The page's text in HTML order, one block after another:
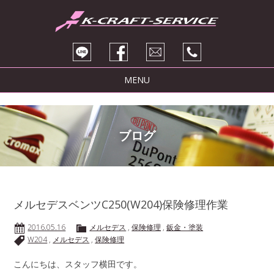
MENU
トピックス
サービス紹介
ブログ
会社紹介
お問い合わせ
ブログ
メルセデスベンツC250(W204)保険修理作業
2016.05.16 メルセデス ,保険修理 ,鈑金・塗装
W204, メルセデス ,保険修理
こんにちは、スタッフ横田です。